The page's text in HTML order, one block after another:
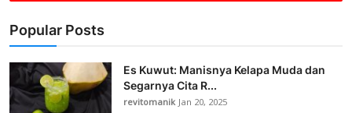
Popular Posts
Es Kuwut: Manisnya Kelapa Muda dan
Segarnya Cita R...
revitomanikJan 20, 2025